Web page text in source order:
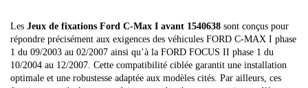
Les Jeux de fixations Ford C-Max I avant 1540638 sont conçus pour
répondre précisément aux exigences des véhicules FORD C-MAX I phase
1 du 09/2003 au 02/2007 ainsi qu’à la FORD FOCUS II phase 1 du
10/2004 au 12/2007. Cette compatibilité ciblée garantit une installation
optimale et une robustesse adaptée aux modèles cités. Par ailleurs, ces